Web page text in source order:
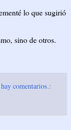
lo que sugirió
sino de otros.
comentarios.: